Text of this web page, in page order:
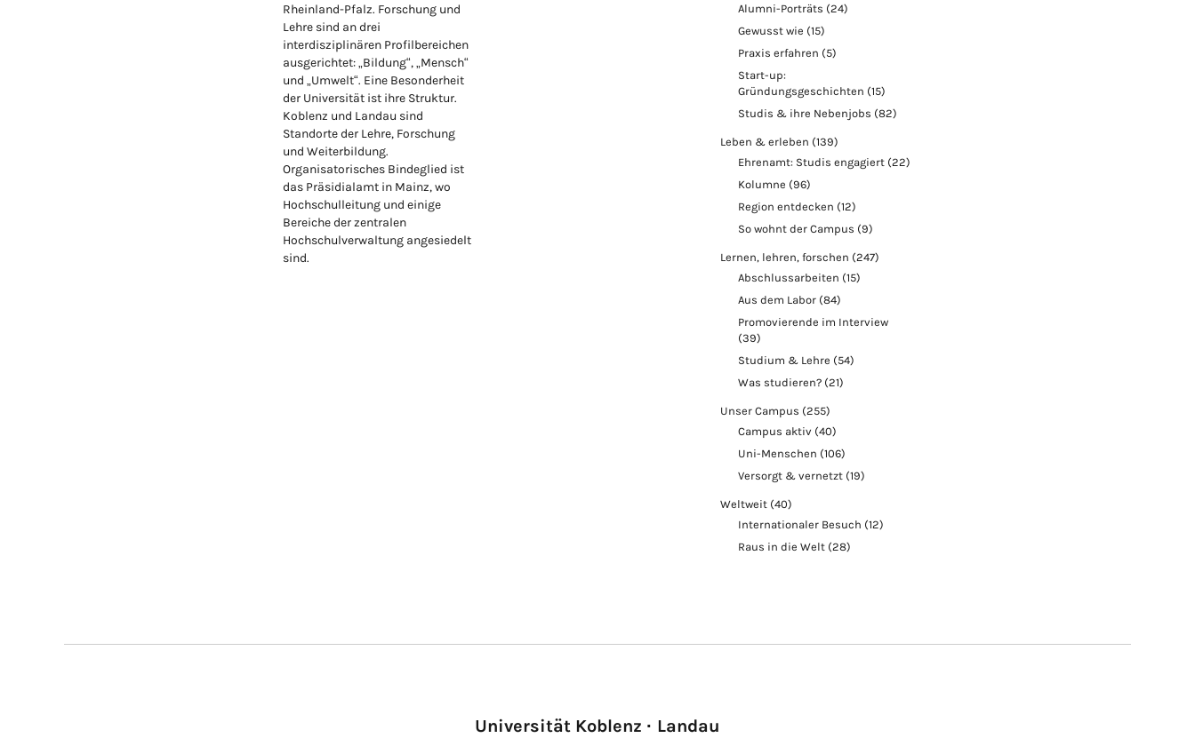
Rheinland-Pfalz. Forschung und
Lehre sind an drei
interdisziplinären Profilbereichen
ausgerichtet: „Bildung“, „Mensch“
und „Umwelt“. Eine Besonderheit
der Universität ist ihre Struktur.
Koblenz und Landau sind
Standorte der Lehre, Forschung
und Weiterbildung.
Organisatorisches Bindeglied ist
das Präsidialamt in Mainz, wo
Hochschulleitung und einige
Bereiche der zentralen
Hochschulverwaltung angesiedelt
sind.
Alumni-Porträts (24)
Gewusst wie (15)
Praxis erfahren (5)
Start-up:
Gründungsgeschichten (15)
Studis & ihre Nebenjobs (82)
Leben & erleben (139)
Ehrenamt: Studis engagiert (22)
Kolumne (96)
Region entdecken (12)
So wohnt der Campus (9)
Lernen, lehren, forschen (247)
Abschlussarbeiten (15)
Aus dem Labor (84)
Promovierende im Interview
(39)
Studium & Lehre (54)
Was studieren? (21)
Unser Campus (255)
Campus aktiv (40)
Uni-Menschen (106)
Versorgt & vernetzt (19)
Weltweit (40)
Internationaler Besuch (12)
Raus in die Welt (28)
Universität Koblenz · Landau